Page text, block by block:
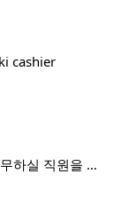
cashier
EGP(East Green Purchasing) Corp. 에서 근무하실 직원을 아래와 같이 모집합니다.